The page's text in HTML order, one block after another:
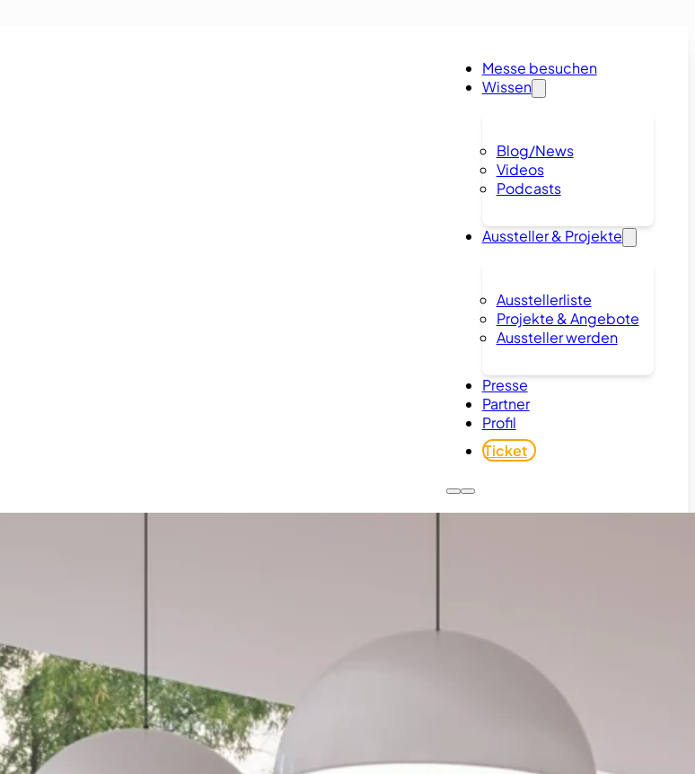
Messe besuchen
Wissen
Blog/News
Videos
Podcasts
Aussteller & Projekte
Ausstellerliste
Projekte & Angebote
Aussteller werden
Presse
Partner
Profil
Ticket